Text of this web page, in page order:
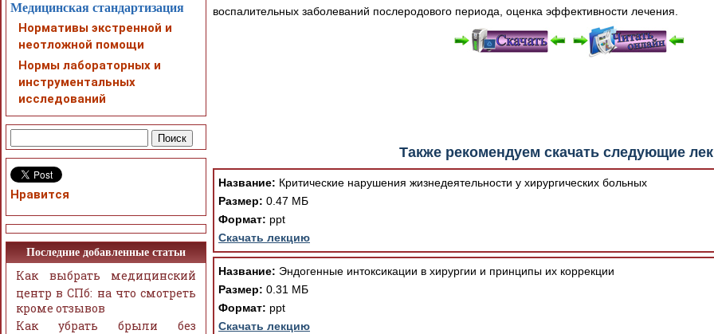
воспалительных заболеваний послеродового периода, оценка эффективности лечения.
Также рекомендуем скачать следующие
Название: Критические нарушения жизнедеятельности у хирургических больных
Размер: 0.47 МБ
Формат: ppt
Скачать лекцию
Название: Эндогенные интоксикации в хирургии и принципы их коррекции
Размер: 0.31 МБ
Формат: ppt
Скачать лекцию
Медицинская стандартизация
Нормативы экстренной и
неотложной помощи
Нормы лабораторных и
инструментальных
исследований
Нравится
Последние добавленные статьи
Как выбрать медицинский
центр в СПб: на что смотреть
кроме отзывов
Как убрать брыли без